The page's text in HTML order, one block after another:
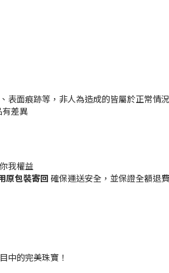
表面痕跡等，非人為造成的皆屬於正常情況
差異
我權益
原包裝寄回 確保運送安全，並保證全額退
中的完美珠寶！